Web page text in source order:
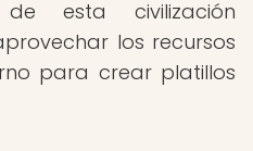
esta civilización
los recursos
para crear platillos